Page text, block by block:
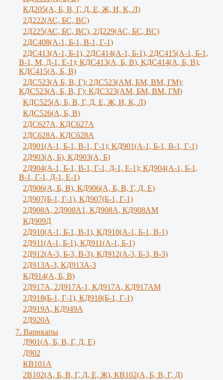
КД205(А, Б, В, Г, Д, Е, Ж, И, К, Л)
2Д222(АС, БС, ВС)
2Д225(АС, БС, ВС), 2Д229(АС, БС, ВС)
2ДС408(А-1, Б-1, В-1, Г-1)
2ДС413(А-1, Б-1), 2ДС414(А-1, Б-1), 2ДС415(А-1, Б-1,
В-1, М, Д-1, Е-1); КДС413(А, Б, В), КДС414(А, Б, В),
КДС415(А, Б, В)
2ДС523(А Б, В, Г); 2ДС523(АМ, БМ, ВМ, ГМ);
КДС523(А, Б, В, Г); КДС323(АМ, БМ, ВМ, ГМ)
КДС525(А, Б, В, Г, Д, Е, Ж, И, К, Л)
КДС526(А, Б, В)
2ДС627А, КДС627А
2ДС628А, КДС628А
2Д901(А-1, Б-1, В-1, Г-1); КД901(А-1, Б-1, В-1, Г-1)
2Д903(А, Б), КД903(А, Б)
2Д904(А-1, Б-1, В-1, Г-1, Д-1, Е-1); КД904(А-1, Б-1,
В-1, Г-1, Д-1, Е-1)
2Д906(А, Б, В), КД906(А, Б, В, Г, Д, Е)
2Д907(Б-1, Г-1), КД907(Б-1, Г-1)
2Д908А, 2Д908А1, КД908А, КД908АМ
КД909Д
2Д910(А-1, Б-1, В-1), КД910(А-1, Б-1, В-1)
2Д911(А-1, Б-1), КД911(А-1, Б-1)
2Д912(А-3, Б-3, В-3), КД912(А-3, Б-3, В-3)
2Д913А-3, КД913А-3
КД914(А, Б, В)
2Д917А, 2Д917A-1, КД917А, КД917АМ
2Д918(Б-1, Г-1), КД918(Б-1, Г-1)
2Д919А, КД949А
2Д920А
7. Варикапы
Д901(А, Б, В, Г, Д, Е)
Д902
КВ101А
2В102(А, Б, В, Г, Д, Е, Ж), КВ102(А, Б, В, Г, Д)